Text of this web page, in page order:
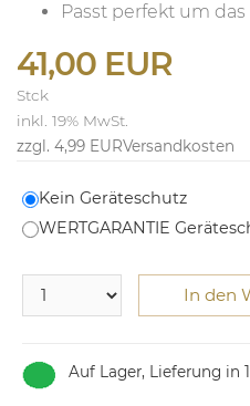
Passt perfekt um
41,00 EUR
Stck
inkl. 19% MwSt.
zzgl. 4,99 EURVersandkosten
Auf Lager, Lieferung in
Kein Geräteschutz
WERTGARANTIE
In den